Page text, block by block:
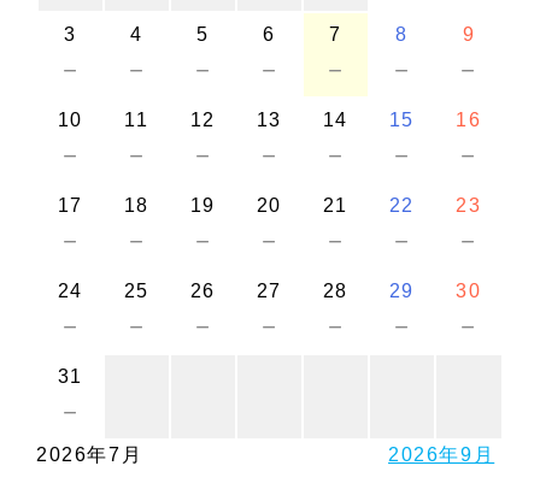
3
－
4
－
5
－
6
－
7
－
8
－
9
－
10
－
11
－
12
－
13
－
14
－
15
－
16
－
17
－
18
－
19
－
20
－
21
－
22
－
23
－
24
－
25
－
26
－
27
－
28
－
29
－
30
－
31
－
2026年7月 2026年9月